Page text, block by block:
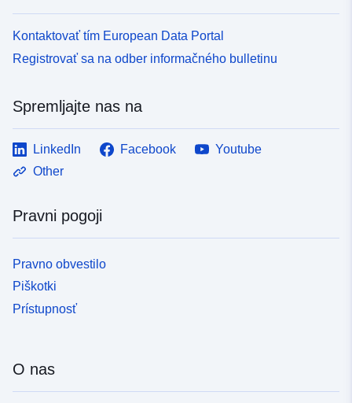
Kontaktovať tím European Data Portal
Registrovať sa na odber informačného bulletinu
Spremljajte nas na
LinkedIn Facebook
Youtube
Other
Pravni pogoji
Pravno obvestilo
Piškotki
Prístupnosť
O nas